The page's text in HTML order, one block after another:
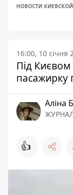
НОВОСТИ
16:00, 10 січня
Під Києвом
пасажирку
Аліна
👍